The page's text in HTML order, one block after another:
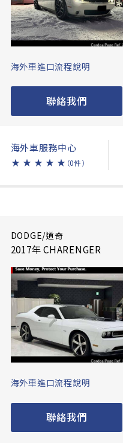
海外車進口流程說明
聯絡我們
海外車服務中心
★ ★ ★ ★ ★ （0件）
DODGE/道奇
2017年 CHARENGER
海外車進口流程說明
聯絡我們